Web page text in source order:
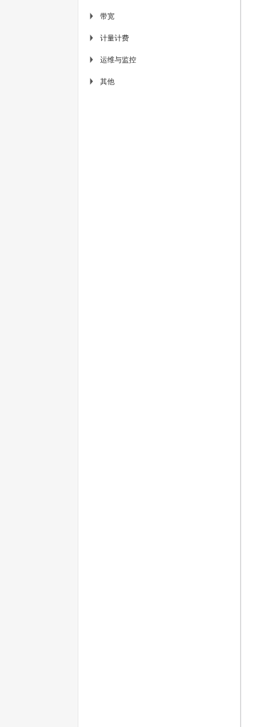
▶ 带宽
▶ 计量计费
▶ 运维与监控
▶ 其他